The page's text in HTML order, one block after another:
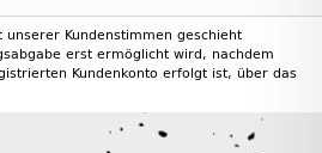
unserer Kundenstimmen geschieht
erst ermöglicht wird, nachdem
Kundenkonto erfolgt ist, über das